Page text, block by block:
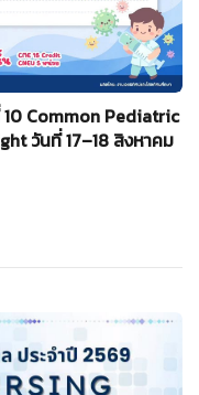
10 Common Pediatric
วันที่ 17–18 สิงหาคม